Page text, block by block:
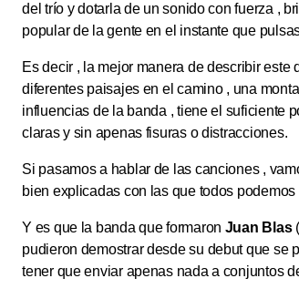
del trío y dotarla de un sonido con fuerza ,
popular de la gente en el instante que
Es decir , la mejor manera de describir
diferentes paisajes en el camino , una
influencias de la banda , tiene el suficiente
claras y sin apenas fisuras o distracciones.
Si pasamos a hablar de las canciones ,
bien explicadas con las que todos
Y es que la banda que formaron Juan Blas
pudieron demostrar desde su debut que se
tener que enviar apenas nada a conjuntos